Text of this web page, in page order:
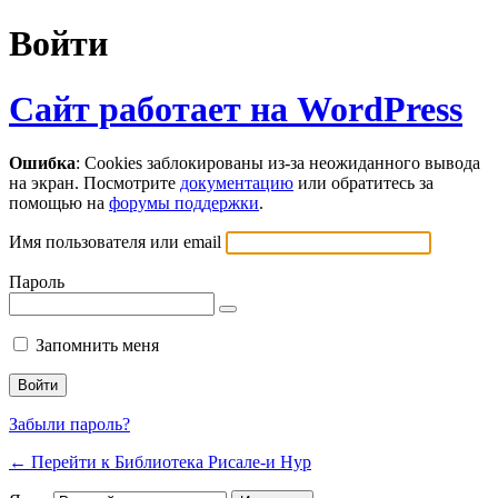
Войти
Сайт работает на WordPress
Ошибка: Cookies заблокированы из-за неожиданного вывода
на экран. Посмотрите документацию или обратитесь за
помощью на форумы поддержки.
Имя пользователя или email
Пароль
Запомнить меня
Забыли пароль?
← Перейти к Библиотека Рисале-и Нур